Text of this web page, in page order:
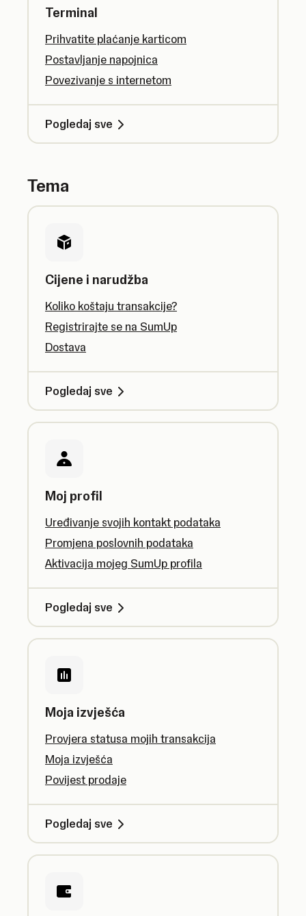
Terminal
Prihvatite plaćanje karticom
Postavljanje napojnica
Povezivanje s internetom
Pogledaj sve
Tema
Cijene i narudžba
Koliko koštaju transakcije?
Registrirajte se na SumUp
Dostava
Pogledaj sve
Moj profil
Uređivanje svojih kontakt podataka
Promjena poslovnih podataka
Aktivacija mojeg SumUp profila
Pogledaj sve
Moja izvješća
Provjera statusa mojih transakcija
Moja izvješća
Povijest prodaje
Pogledaj sve